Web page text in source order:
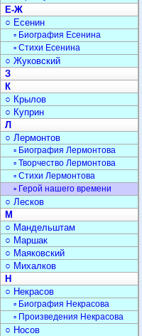
Е-Ж
○ Есенин
▫ Биография Есенина
▫ Стихи Есенина
○ Жуковский
З
К
○ Крылов
○ Куприн
Л
○ Лермонтов
▫ Биография Лермонтова
▫ Творчество Лермонтова
▫ Стихи Лермонтова
▫ Герой нашего времени
○ Лесков
М
○ Мандельштам
○ Маршак
○ Маяковский
○ Михалков
Н
○ Некрасов
▫ Биография Некрасова
▫ Произведения Некрасова
○ Носов